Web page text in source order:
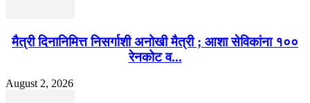
मैत्री दिनानिमित्त निसर्गाशी अनोखी मैत्री ; आशा सेविकांना १००
रेनकोट व...
August 2, 2026